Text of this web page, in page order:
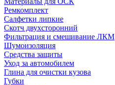
Ремкомплект
Салфетки липкие
Скотч двухсторонний
Фильтрация и смешивание ЛКМ
Шумоизоляция
Средства защиты
Уход за автомобилем
Глина для очистки кузова
Губки